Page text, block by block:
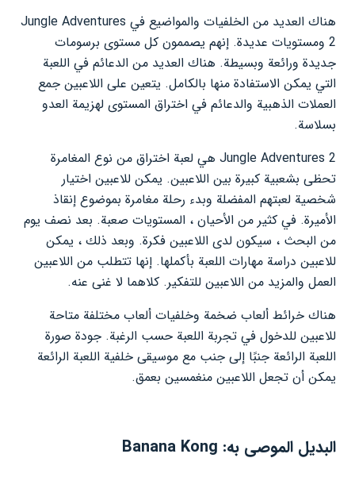
هناك العديد من الخلفيات والمواضيع في Jungle Adventures
2 ومستويات عديدة. إنهم يصممون كل مستوى برسومات
جديدة ورائعة وبسيطة. هناك العديد من الدعائم في اللعبة
التي يمكن الاستفادة منها بالكامل. يتعين على اللاعبين جمع
العملات الذهبية والدعائم في اختراق المستوى لهزيمة العدو
بسلاسة.
Jungle Adventures 2 هي لعبة اختراق من نوع المغامرة
تحظى بشعبية كبيرة بين اللاعبين. يمكن للاعبين اختيار
شخصية لعبتهم المفضلة وبدء رحلة مغامرة بموضوع إنقاذ
الأميرة. في كثير من الأحيان ، المستويات صعبة. بعد نصف يوم
من البحث ، سيكون لدى اللاعبين فكرة. وبعد ذلك ، يمكن
للاعبين دراسة مهارات اللعبة بأكملها. إنها تتطلب من اللاعبين
العمل والمزيد من اللاعبين للتفكير. كلاهما لا غنى عنه.
هناك خرائط ألعاب ضخمة وخلفيات ألعاب مختلفة متاحة
للاعبين للدخول في تجربة اللعبة حسب الرغبة. جودة صورة
اللعبة الرائعة جنبًا إلى جنب مع موسيقى خلفية اللعبة الرائعة
يمكن أن تجعل اللاعبين منغمسين بعمق.
البديل الموصى به: Banana Kong